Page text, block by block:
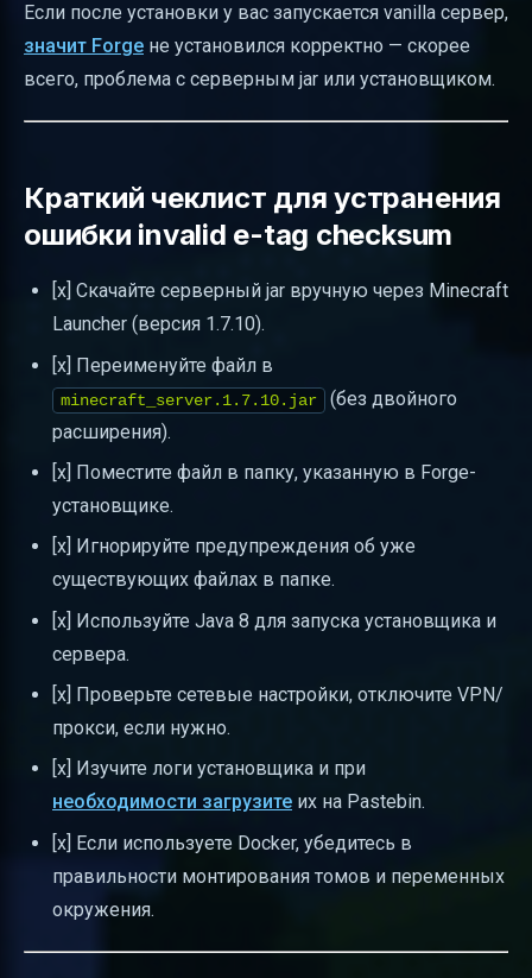
Если после установки у вас запускается vanilla сервер,
значит Forge не установился корректно — скорее
всего, проблема с серверным jar или установщиком.
Краткий чеклист для устранения
ошибки invalid e-tag checksum
[x] Скачайте серверный jar вручную через Minecraft
Launcher (версия 1.7.10).
[x] Переименуйте файл в
minecraft_server.1.7.10.jar
(без двойного
расширения).
[x] Поместите файл в папку, указанную в Forge-
установщике.
[x] Игнорируйте предупреждения об уже
существующих файлах в папке.
[x] Используйте Java 8 для запуска установщика и
сервера.
[x] Проверьте сетевые настройки, отключите VPN/
прокси, если нужно.
[x] Изучите логи установщика и при
необходимости загрузите их на Pastebin.
[x] Если используете Docker, убедитесь в
правильности монтирования томов и переменных
окружения.